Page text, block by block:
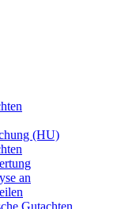
(HU)
an
Gutachten